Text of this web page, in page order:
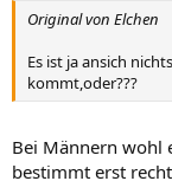
Original von Elchen
Es ist ja ansich
kommt,oder???
Bei Männern wohl
bestimmt erst